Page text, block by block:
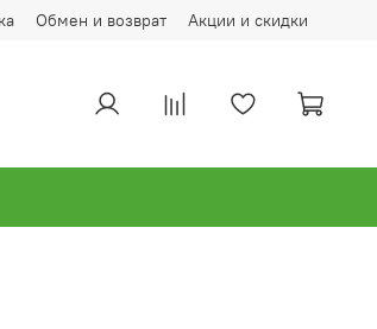
Обмен и возврат Акции и скидки